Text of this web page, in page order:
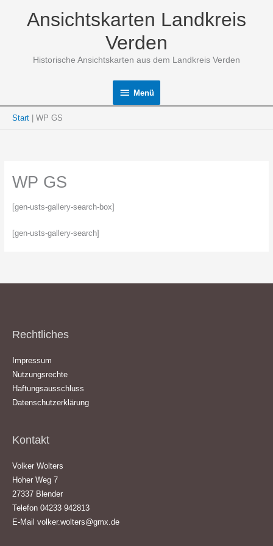
Ansichtskarten Landkreis
Verden
Historische Ansichtskarten aus dem Landkreis Verden
Menü
Menü
Start WP GS
WP GS
[gen-usts-gallery-search-box]
[gen-usts-gallery-search]
Rechtliches
Impressum
Nutzungsrechte
Haftungsausschluss
Datenschutzerklärung
Kontakt
Volker Wolters
Hoher Weg 7
27337 Blender
Telefon 04233 942813
E-Mail volker.wolters@gmx.de